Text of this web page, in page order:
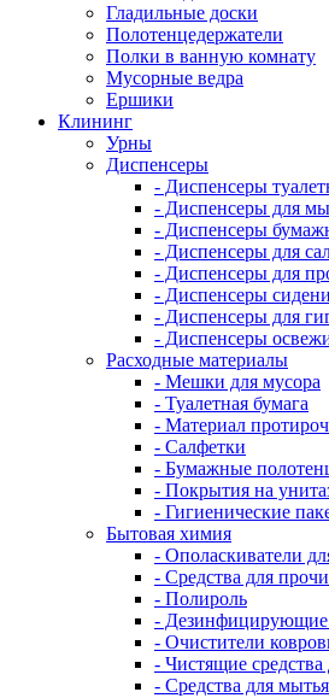
Гладильные доски
Полотенцедержатели
Полки в ванную комнату
Мусорные ведра
Ершики
Клининг
Урны
Диспенсеры
- Диспенсеры
- Диспенсеры для
- Диспенсеры
- Диспенсеры для
- Диспенсеры для
- Диспенсеры
- Диспенсеры для
- Диспенсеры
Расходные материалы
- Мешки для мусора
- Туалетная бумага
- Материал
- Салфетки
- Бумажные
- Покрытия на
- Гигиенические
Бытовая химия
- Ополаскиватели
- Средства для
- Полироль
- Дезинфицирующие
- Очистители
- Чистящие средства
- Средства для